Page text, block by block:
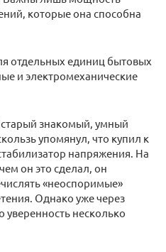
которые она способна
отдельных единиц бытовых
и электромеханические
знакомый, умный
упомянул, что купил к
напряжения. На
он это сделал, он
«неоспоримые»
Однако уже через
уверенность несколько